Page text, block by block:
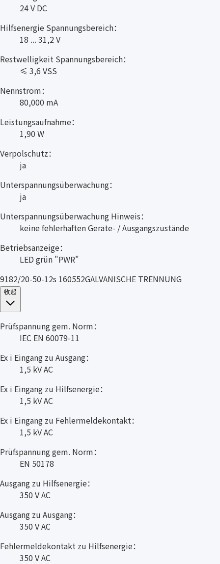
24 V DC
Hilfsenergie Spannungsbereich：
18 ... 31,2 V
Restwelligkeit Spannungsbereich：
≤ 3,6 VSS
Nennstrom：
80,000 mA
Leistungsaufnahme：
1,90 W
Verpolschutz：
ja
Unterspannungsüberwachung：
ja
Unterspannungsüberwachung Hinweis：
keine fehlerhaften Geräte- / Ausgangszustände
Betriebsanzeige：
LED grün "PWR"
9182/20-50-12s 160552GALVANISCHE TRENNUNG
收起
Prüfspannung gem. Norm：
IEC EN 60079-11
Ex i Eingang zu Ausgang：
1,5 kV AC
Ex i Eingang zu Hilfsenergie：
1,5 kV AC
Ex i Eingang zu Fehlermeldekontakt：
1,5 kV AC
Prüfspannung gem. Norm：
EN 50178
Ausgang zu Hilfsenergie：
350 V AC
Ausgang zu Ausgang：
350 V AC
Fehlermeldekontakt zu Hilfsenergie：
350 V AC